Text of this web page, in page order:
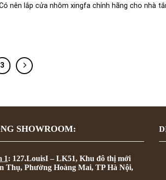
nên lắp cửa nhôm xingfa chính hãng cho nhà
3
SHOWROOM:
1: 127.LouisI – LK51, Khu đô thị mới
Thụ, Phường Hoàng Mai, TP Hà Nội,